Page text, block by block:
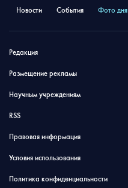
Новости События Фото дня
Редакция
Размещение рекламы
Научным учреждениям
RSS
Правовая информация
Условия использования
Политика конфиденциальности